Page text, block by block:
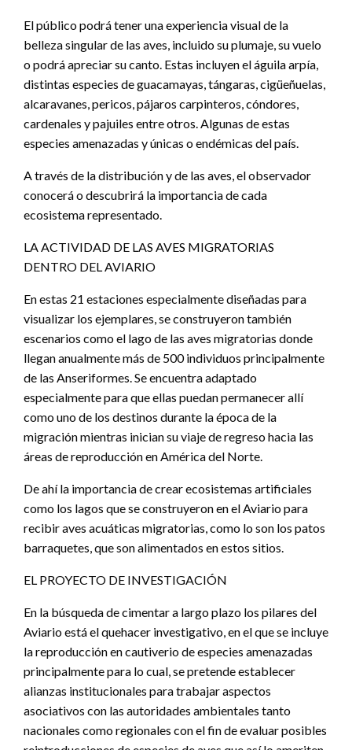
El público podrá tener una experiencia visual de la
belleza singular de las aves, incluido su plumaje, su vuelo
o podrá apreciar su canto. Estas incluyen el águila arpía,
distintas especies de guacamayas, tángaras, cigüeñuelas,
alcaravanes, pericos, pájaros carpinteros, cóndores,
cardenales y pajuiles entre otros. Algunas de estas
especies amenazadas y únicas o endémicas del país.
A través de la distribución y de las aves, el observador
conocerá o descubrirá la importancia de cada
ecosistema representado.
LA ACTIVIDAD DE LAS AVES MIGRATORIAS
DENTRO DEL AVIARIO
En estas 21 estaciones especialmente diseñadas para
visualizar los ejemplares, se construyeron también
escenarios como el lago de las aves migratorias donde
llegan anualmente más de 500 individuos principalmente
de las Anseriformes. Se encuentra adaptado
especialmente para que ellas puedan permanecer allí
como uno de los destinos durante la época de la
migración mientras inician su viaje de regreso hacia las
áreas de reproducción en América del Norte.
De ahí la importancia de crear ecosistemas artificiales
como los lagos que se construyeron en el Aviario para
recibir aves acuáticas migratorias, como lo son los patos
barraquetes, que son alimentados en estos sitios.
EL PROYECTO DE INVESTIGACIÓN
En la búsqueda de cimentar a largo plazo los pilares del
Aviario está el quehacer investigativo, en el que se incluye
la reproducción en cautiverio de especies amenazadas
principalmente para lo cual, se pretende establecer
alianzas institucionales para trabajar aspectos
asociativos con las autoridades ambientales tanto
nacionales como regionales con el fin de evaluar posibles